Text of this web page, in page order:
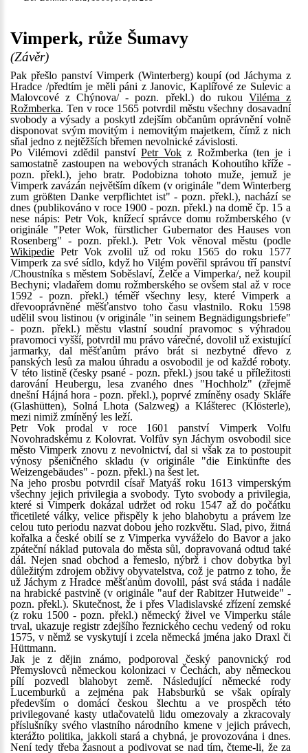
Vimperk, růže Šumavy
(Závěr)
Pak přešlo panství Vimperk (Winterberg) koupí (od Jáchyma z
Hradce /předtím je měli páni z Janovic, Kaplířové ze Sulevic a
Malovcové z Chýnova/ - pozn. překl.) do rukou Viléma z
Rožmberka. Ten v roce 1565 potvrdil městu všechny dosavadní
svobody a výsady a poskytl zdejším občanům oprávnění volně
disponovat svým movitým i nemovitým majetkem, čímž z nich
sňal jedno z nejtěžších břemen nevolnické závislosti.
Po Vilémovi zdědil panství Petr Vok z Rožmberka (ten je i
samostatně zastoupen na webových stranách Kohoutího kříže -
pozn. překl.), jeho bratr. Podobizna tohoto muže, jemuž je
Vimperk zavázán největším díkem (v originále "dem Winterberg
zum größten Danke verpflichtet ist" - pozn. překl.), nachází se
dnes (publikováno v roce 1900 - pozn. překl.) na domě čp. 15 a
nese nápis: Petr Vok, knížecí správce domu rožmberského (v
originále "Peter Wok, fürstlicher Gubernator des Hauses von
Rosenberg" - pozn. překl.). Petr Vok věnoval městu (podle
Wikipedie Petr Vok zvolil už od roku 1565 do roku 1577
Vimperk za své sídlo, když ho Vilém pověřil správou tří panství
/Choustníka s městem Soběslaví, Želče a Vimperka/, než koupil
Bechyni; vladařem domu rožmberského se ovšem stal až v roce
1592 - pozn. překl.) téměř všechny lesy, které Vimperk a
dřevooprávněné měšťanstvo toho času vlastnilo. Roku 1598
udělil svou listinou (v originále "in seinem Begnädigungsbriefe"
- pozn. překl.) městu vlastní soudní pravomoc s výhradou
pravomoci vyšší, potvrdil mu právo várečné, dovolil už existující
jarmarky, dal měšťanům právo brát si nezbytné dřevo z
panských lesů za malou úhradu a osvobodil je od každé roboty.
V této listině (česky psané - pozn. překl.) jsou také u příležitosti
darování Heubergu, lesa zvaného dnes "Hochholz" (zřejmě
dnešní Hájná hora - pozn. překl.), poprvé zmíněny osady Skláře
(Glashütten), Solná Lhota (Salzweg) a Klášterec (Klösterle),
mezi nimiž zmíněný les leží.
Petr Vok prodal v roce 1601 panství Vimperk Volfu
Novohradskému z Kolovrat. Volfův syn Jáchym osvobodil sice
město Vimperk znovu z nevolnictví, dal si však za to postoupit
výnosy pšeničného skladu (v originále "die Einkünfte des
Weizengebäudes" - pozn. překl.) na šest let.
Na jeho prosbu potvrdil císař Matyáš roku 1613 vimperským
všechny jejich privilegia a svobody. Tyto svobody a privilegia,
které si Vimperk dokázal udržet od roku 1547 až do počátku
třicetileté války, velice přispěly k jeho blahobytu a právem lze
celou tuto periodu nazvat dobou jeho rozkvětu. Slad, pivo, žitná
kořalka a české obilí se z Vimperka vyváželo do Bavor a jako
zpáteční náklad putovala do města sůl, dopravovaná odtud také
dál. Nejen snad obchod a řemeslo, nýbrž i chov dobytka byl
důležitým zdrojem obživy obyvatelstva, což je patrno z toho, že
už Jáchym z Hradce měšťanům dovolil, pást svá stáda i nadále
na hrabické pastvině (v originále "auf der Rabitzer Hutweide" -
pozn. překl.). Skutečnost, že i přes Vladislavské zřízení zemské
(z roku 1500 - pozn. překl.) německý živel ve Vimperku stále
trval, ukazuje registr zdejšího řeznického cechu vedený od roku
1575, v němž se vyskytují i zcela německá jména jako Draxl či
Hüttmann.
Jak je z dějin známo, podporoval český panovnický rod
Přemyslovců německou kolonizaci v Čechách, aby německou
pílí pozvedl blahobyt země. Následující německé rody
Lucemburků a zejména pak Habsburků se však opíraly
především o domácí českou šlechtu a ve prospěch této
privilegované kasty utlačovatelů lidu omezovaly a zkracovaly
příslušníky svého vlastního národního kmene v jejich právech,
kterážto politika, jakkoli stará a chybná, je provozována i dnes.
Není tedy třeba žasnout a podivovat se nad tím, čteme-li, že za